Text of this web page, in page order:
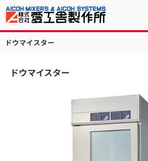
ドウマイスター
ドウマイスター